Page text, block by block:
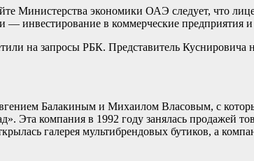
Министерства экономики ОАЭ следует, что
— инвестирование в коммерческие предприятия
на запросы РБК. Представитель Куснировича
Балакиным и Михаилом Власовым, с
Эта компания в 1992 году занялась продажей
галерея мультибрендовых бутиков, а